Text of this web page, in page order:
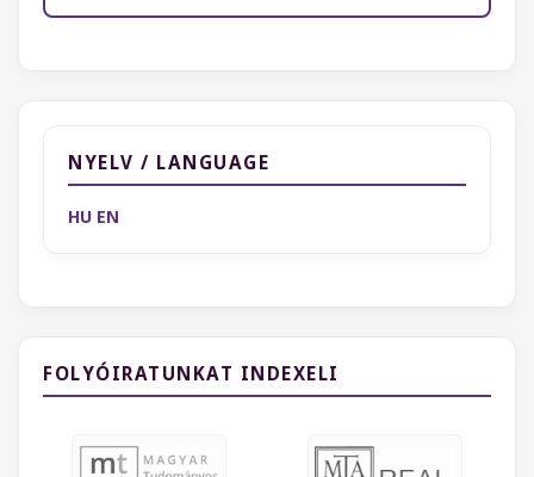
NYELV / LANGUAGE
HU EN
FOLYÓIRATUNKAT INDEXELI